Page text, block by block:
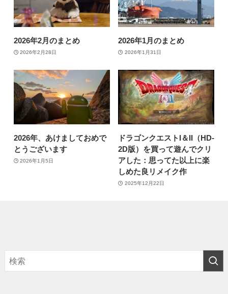
2026年2月のまとめ
2026年2月28日
2026年1月のまとめ
2026年1月31日
2026年、あけましておめで
とうございます
2026年1月5日
ドラゴンクエストI＆II（HD-
2D版）を買って遊んでクリ
アした：思ってた以上に楽
しめた良リメイク作
2025年12月22日